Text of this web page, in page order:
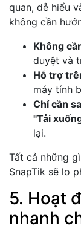
quan, dễ hiểu
không cần
Không
duyệt và
Hỗ trợ
máy tính
Chỉ cần
"Tải
lại.
Tất cả những
SnapTik sẽ lo
5. Hoạt
nhanh